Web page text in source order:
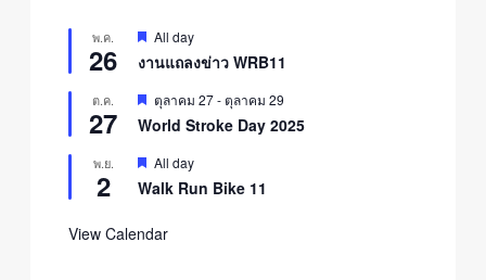
พ.ค.
26
Featured
All day
งานแถลงข่าว WRB11
ต.ค.
27
Featured
ตุลาคม 27-ตุลาคม 29
World Stroke Day 2025
พ.ย.
2
Featured
All day
Walk Run Bike 11
View Calendar